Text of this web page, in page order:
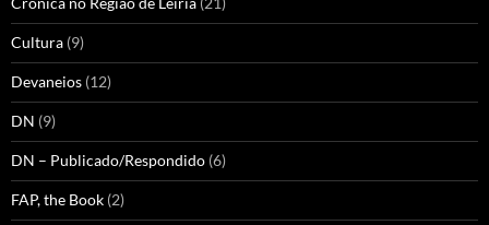
Cultura (9)
Devaneios (12)
DN (9)
DN – Publicado/Respondido (6)
FAP, the Book (2)